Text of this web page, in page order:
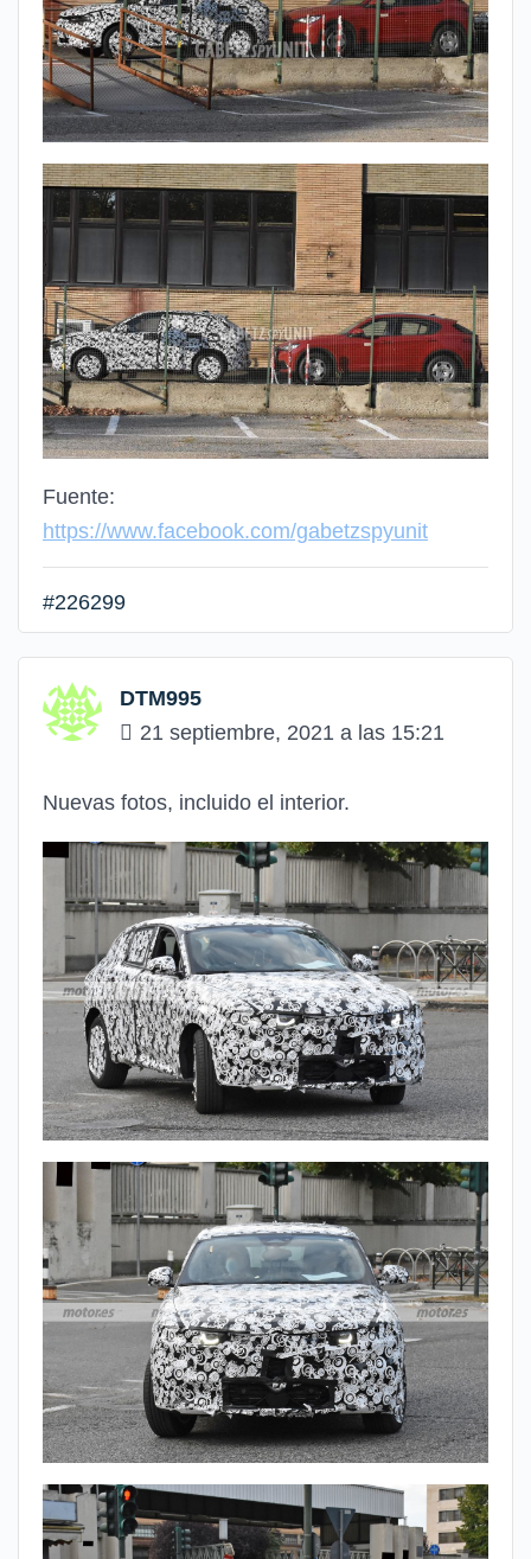
Fuente:
https://www.facebook.com/gabetzspyunit
#226299
DTM995
21 septiembre, 2021 a las 15:21
Nuevas fotos, incluido el interior.